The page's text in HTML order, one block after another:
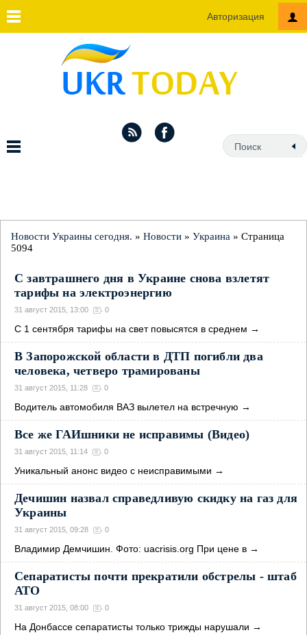
Авторизация
Новости Украины сегодня. » Новости » Украина » Страница
5094
С завтрашнего дня в Украине снова взлетят
тарифы на электроэнергию
31 август 2015, 13:00 0
С 1 сентября тарифы на свет повысятся в среднем →
В Запорожской области в ДТП погибли два
человека, четверо трамированы
31 август 2015, 11:28 0
Водитель автомобиля ВАЗ вылетел на встречную →
Все же ГАИшники не исправимы (Видео)
31 август 2015, 11:14 0
Уникальный анонс видео с неисправимыми →
Дечишин назвал справедливую скидку на газ для
Украины
31 август 2015, 09:28 0
Владимир Демчишин. Фото: uacrisis.org При цене в →
Сепаратисты почти прекратили обстрелы - штаб
АТО
31 август 2015, 08:00 0
На Донбассе сепаратисты только трижды нарушали →